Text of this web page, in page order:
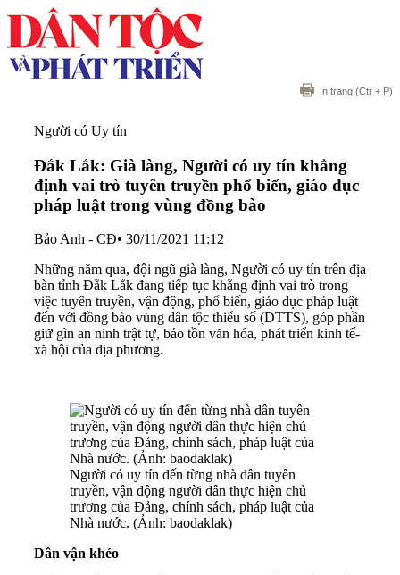
In trang (Ctr + P)
Người có Uy tín
Đắk Lắk: Già làng, Người có uy tín khẳng
định vai trò tuyên truyền phổ biến, giáo dục
pháp luật trong vùng đồng bào
Bảo Anh - CĐ• 30/11/2021 11:12
Những năm qua, đội ngũ già làng, Người có uy tín trên địa
bàn tỉnh Đắk Lắk đang tiếp tục khẳng định vai trò trong
việc tuyên truyền, vận động, phổ biến, giáo dục pháp luật
đến với đồng bào vùng dân tộc thiểu số (DTTS), góp phần
giữ gìn an ninh trật tự, bảo tồn văn hóa, phát triển kinh tế-
xã hội của địa phương.
Người có uy tín đến từng nhà dân tuyên
truyền, vận động người dân thực hiện chủ
trương của Đảng, chính sách, pháp luật của
Nhà nước. (Ảnh: baodaklak)
Dân vận khéo